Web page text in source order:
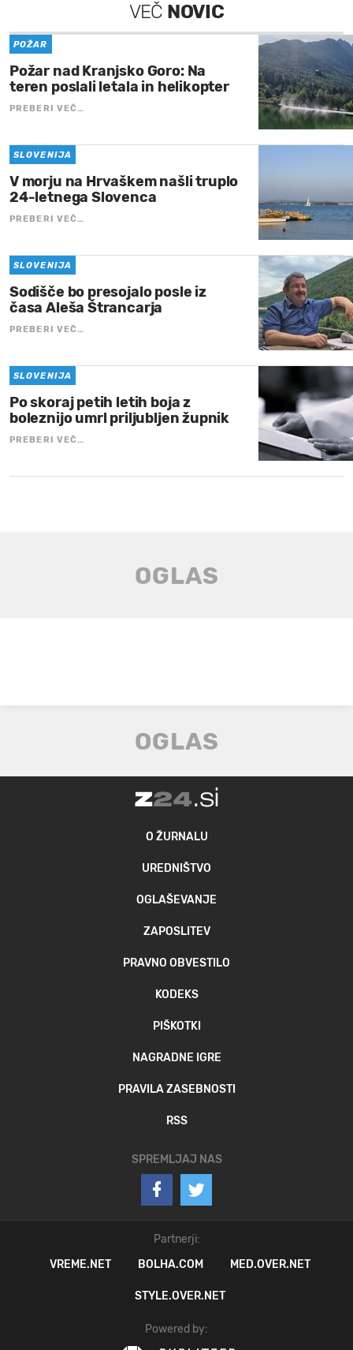
VEČ NOVIC
POŽAR
Požar nad Kranjsko Goro: Na
teren poslali letala in helikopter
PREBERI VEČ…
SLOVENIJA
V morju na Hrvaškem našli truplo
24-letnega Slovenca
PREBERI VEČ…
SLOVENIJA
Sodišče bo presojalo posle iz
časa Aleša Štrancarja
PREBERI VEČ…
SLOVENIJA
Po skoraj petih letih boja z
boleznijo umrl priljubljen župnik
PREBERI VEČ…
O ŽURNALU
UREDNIŠTVO
OGLAŠEVANJE
ZAPOSLITEV
PRAVNO OBVESTILO
KODEKS
PIŠKOTKI
NAGRADNE IGRE
PRAVILA ZASEBNOSTI
RSS
SPREMLJAJ NAS
Partnerji:
VREME.NET
BOLHA.COM MED.OVER.NET
STYLE.OVER.NET
Powered by: